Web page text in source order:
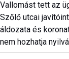
Vallomást tett az
Szőlő utcai
áldozata és
nem hozhatja